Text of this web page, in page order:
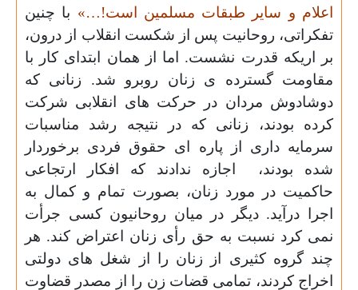
اعلام و سایر طبقات مسلمین است!…» با چنین
تفکراتی، روحانیت پس از شکست انقلاب از درون،
بر اریکه قدرت نشست. اما از همان ابتدای کار با
مقاومت گسترده ی زنان روبرو شد. زنانی که
دوشادوش مردان در حرکت های انقلابی شرکت
کرده بودند،
زنانی که در نتیجه رشد مناسبات
سرمایه داری از پاره ای حقوق فردی برخوردار
شده بودند،
اجازه ندادند که افکار ارتجاعی
حاکمیت در مورد زنان، بصورت تمام و کمال به
اجرا درآید. دیگر در میان روحانیون کسی جرأت
نمی کرد نسبت به حق رأی زنان اعتراض کند. هر
چند گروه کثیری از زنان را از شغل های دولتی
اخراج کردند، تمامی قضات زن را از مصدر قضاوت